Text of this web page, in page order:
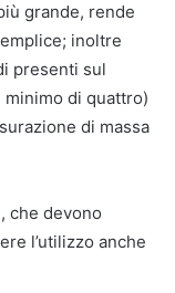
grande, rende
inoltre
presenti sul
di quattro)
di massa
che devono
l’utilizzo anche